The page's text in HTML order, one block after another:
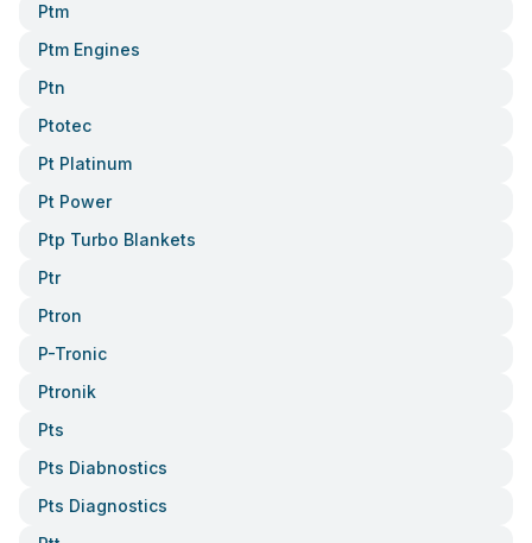
Ptm
Ptm Engines
Ptn
Ptotec
Pt Platinum
Pt Power
Ptp Turbo Blankets
Ptr
Ptron
P-Tronic
Ptronik
Pts
Pts Diabnostics
Pts Diagnostics